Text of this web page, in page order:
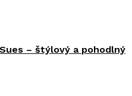
– štýlový a pohodlný